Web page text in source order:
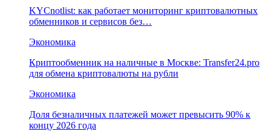
KYCnotlist: как работает мониторинг криптовалютных
обменников и сервисов без…
Экономика
Криптообменник на наличные в Москве: Transfer24.pro
для обмена криптовалюты на рубли
Экономика
Доля безналичных платежей может превысить 90% к
концу 2026 года